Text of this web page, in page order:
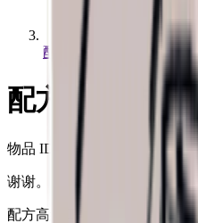
配方：背带衣
配方：背带衣
物品 ID 381
谢谢。
配方高级工作台蓝图